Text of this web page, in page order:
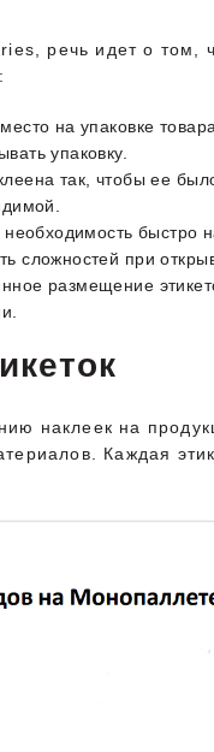
речь идет о
на упаковке
упаковку.
так, чтобы ее
необходимость
сложностей при
размещение
наклеек на
Каждая